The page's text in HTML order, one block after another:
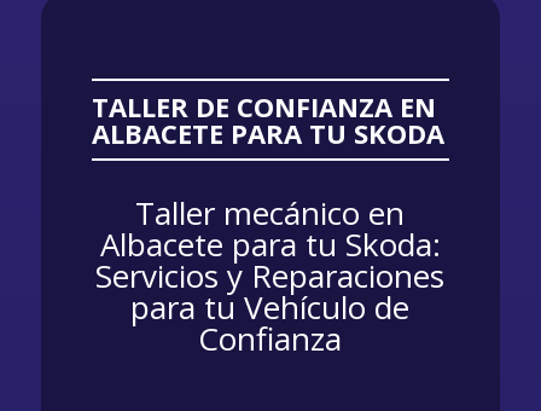
TALLER DE CONFIANZA EN
ALBACETE PARA TU SKODA
Taller mecánico en
Albacete para tu Skoda:
Servicios y Reparaciones
para tu Vehículo de
Confianza